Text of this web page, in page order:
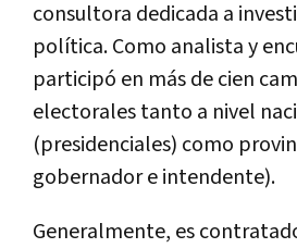
consultora dedicada a
política.Como analistay
participó en másdecien
electoralestanto a nivel
(presidenciales) como
gobernadoreintendente).
Generalmente, es